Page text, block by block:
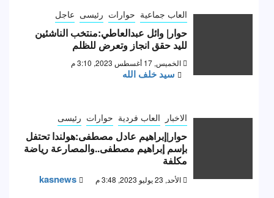
العاب جماعية حوارات رئيسى عاجل
حوار| وائل عبدالعاطي:منتخب الناشئين
لليد حقق انجاز وتعرض للظلم
الخميس, 17 أغسطس 2023, 3:10 م
سيد خلف الله
الاخبار العاب فردية حوارات رئيسى
حوار|إبراهيم عادل مصطفى:هولندا تحتفل
بإسم إبراهيم مصطفى..والمصارعة رياضة
مكلفة
الأحد, 23 يوليو 2023, 3:48 م kasnews